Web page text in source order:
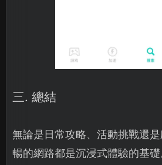
三. 總結
無論是日常攻略、活動挑戰還
暢的網路都是沉浸式體驗的基